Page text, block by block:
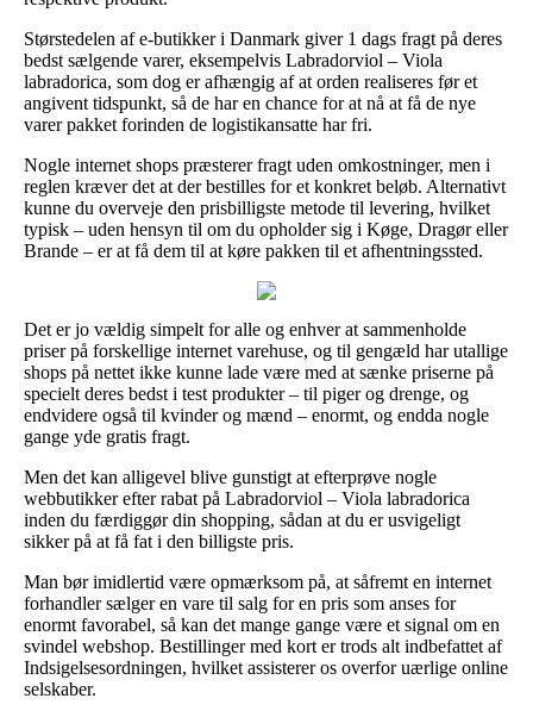
Størstedelen af e-butikker i Danmark giver 1 dags fragt på deres
bedst sælgende varer, eksempelvis Labradorviol – Viola
labradorica, som dog er afhængig af at orden realiseres før et
angivent tidspunkt, så de har en chance for at nå at få de nye
varer pakket forinden de logistikansatte har fri.
Nogle internet shops præsterer fragt uden omkostninger, men i
reglen kræver det at der bestilles for et konkret beløb. Alternativt
kunne du overveje den prisbilligste metode til levering, hvilket
typisk – uden hensyn til om du opholder sig i Køge, Dragør eller
Brande – er at få dem til at køre pakken til et afhentningssted.
Det er jo vældig simpelt for alle og enhver at sammenholde
priser på forskellige internet varehuse, og til gengæld har utallige
shops på nettet ikke kunne lade være med at sænke priserne på
specielt deres bedst i test produkter – til piger og drenge, og
endvidere også til kvinder og mænd – enormt, og endda nogle
gange yde gratis fragt.
Men det kan alligevel blive gunstigt at efterprøve nogle
webbutikker efter rabat på Labradorviol – Viola labradorica
inden du færdiggør din shopping, sådan at du er usvigeligt
sikker på at få fat i den billigste pris.
Man bør imidlertid være opmærksom på, at såfremt en internet
forhandler sælger en vare til salg for en pris som anses for
enormt favorabel, så kan det mange gange være et signal om en
svindel webshop. Bestillinger med kort er trods alt indbefattet af
Indsigelsesordningen, hvilket assisterer os overfor uærlige online
selskaber.